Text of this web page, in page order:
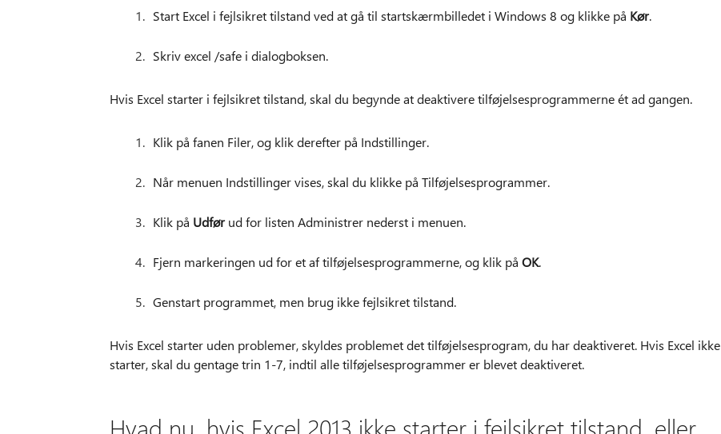
Start Excel i fejlsikret tilstand ved at gå til startskærmbilledet i Windows 8 og klikke på Kør.
Skriv excel /safe i dialogboksen.
Hvis Excel starter i fejlsikret tilstand, skal du begynde at deaktivere tilføjelsesprogrammerne ét ad gangen.
Klik på fanen Filer, og klik derefter på Indstillinger.
Når menuen Indstillinger vises, skal du klikke på Tilføjelsesprogrammer.
Klik på Udførud for listen Administrer nederst i menuen.
Fjern markeringen ud for et af tilføjelsesprogrammerne, og klik på OK.
Genstart programmet, men brug ikke fejlsikret tilstand.
Hvis Excel starter uden problemer, skyldes problemet det tilføjelsesprogram, du har deaktiveret. Hvis Excel ikke
starter, skal du gentage trin 1-7, indtil alle tilføjelsesprogrammer er blevet deaktiveret.
Hvad nu, hvis Excel 2013 ikke starter i fejlsikret tilstand, eller